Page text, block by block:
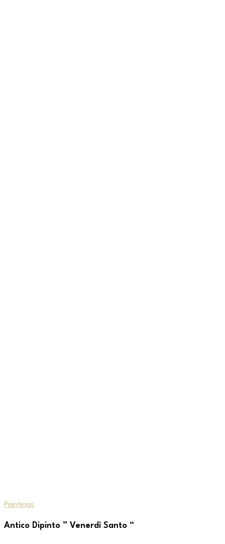
Paintings
Antico Dipinto ” Venerdì Santo “